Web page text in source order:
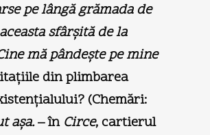
pe lângă grămada de
sfârşită de la
mă pândeşte pe mine
din plimbarea
(Chemări:
aşa.– în Circe, cartierul